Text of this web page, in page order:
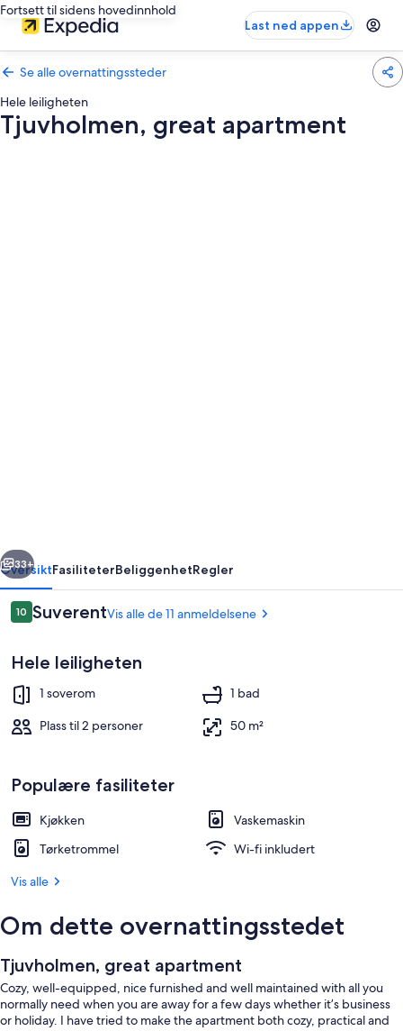
Fortsett til sidens hovedinnhold
Last ned appen
Se alle overnattingssteder
Hele leiligheten
Tjuvholmen, great apartment
Neste
33+
OversiktFasiliteterBeliggenhetRegler
Anmeldelser
1010 av 10 –
SuverentVis alle de 11 anmeldelsene
Hele leiligheten
1 soverom
1 bad
Plass til 2 personer
50 m²
Populære fasiliteter
Kjøkken
Vaskemaskin
Tørketrommel
Wi-fi inkludert
Vis alle
Om dette overnattingsstedet
Tjuvholmen, great apartment
Cozy, well-equipped, nice furnished and well maintained with all you
normally need when you are away for a few days whether it’s business
or holiday. I have tried to make the apartment both cozy, practical and